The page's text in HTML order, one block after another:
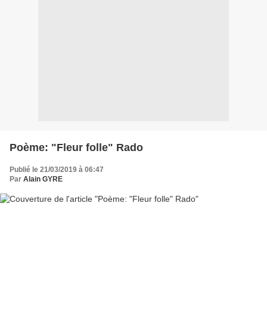
Poème: "Fleur folle" Rado
Publié le 21/03/2019 à 06:47
Par Alain GYRE